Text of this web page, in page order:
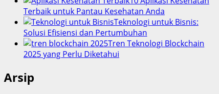
Terbaik untuk Pantau Kesehatan Anda
Teknologi untuk Bisnis:
Solusi Efisiensi dan Pertumbuhan
Tren Teknologi Blockchain
2025 yang Perlu Diketahui
Arsip